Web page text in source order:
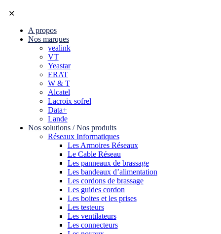
✕
A propos
Nos marques
yealink
VT
Yeastar
ERAT
W & T
Alcatel
Lacroix sofrel
Data+
Lande
Nos solutions / Nos produits
Réseaux Informatiques
Les Armoires Réseaux
Le Cable Réseau
Les panneaux de brassage
Les bandeaux d’alimentation
Les cordons de brassage
Les guides cordon
Les boites et les prises
Les testeurs
Les ventilateurs
Les connecteurs